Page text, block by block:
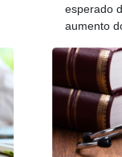
esperado
aumento